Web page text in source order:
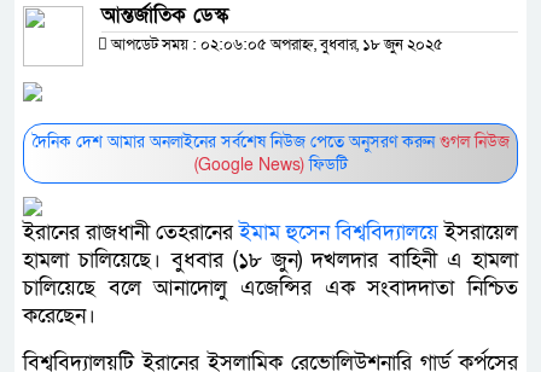
আন্তর্জাতিক ডেস্ক
আপডেট সময় : ০২:০৬:০৫ অপরাহ্ন, বুধবার, ১৮ জুন ২০২৫
দৈনিক দেশ আমার অনলাইনের সর্বশেষ নিউজ পেতে অনুসরণ করুনগুগল নিউজ
(Google News)ফিডটি
ইরানের রাজধানী তেহরানেরইমাম হুসেন বিশ্ববিদ্যালয়েইসরায়েল
হামলা চালিয়েছে। বুধবার (১৮ জুন) দখলদার বাহিনী এ হামলা
চালিয়েছে বলে আনাদোলু এজেন্সির এক সংবাদদাতা নিশ্চিত
করেছেন।
বিশ্ববিদ্যালয়টি ইরানের ইসলামিক রেভোলিউশনারি গার্ড কর্পসের